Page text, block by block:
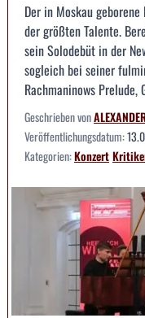
Der in Moskau
der größten Talente.
sein Solodebüt in der
sogleich bei seiner
Rachmaninows Prelude,
Geschrieben von
Veröffentlichungsdatum:
Kategorien:Konzert